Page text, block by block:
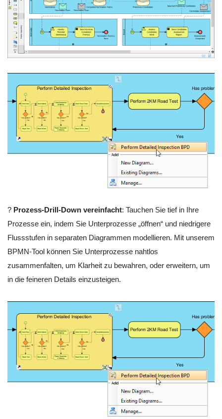
? Prozess-Drill-Down vereinfacht: Tauchen Sie tief in Ihre
Prozesse ein, indem Sie Unterprozesse „öffnen“ und niedrigere
Flussstufen in separaten Diagrammen modellieren. Mit unserem
BPMN-Tool können Sie Unterprozesse nahtlos
zusammenfalten, um Klarheit zu bewahren, oder erweitern, um
in die feineren Details einzusteigen.